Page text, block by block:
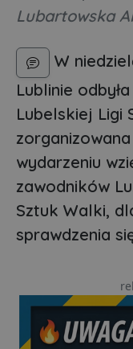
Lubartowska
W
Lublinie
Lubelskiej Ligi
wydarzeniu
zawodników
Sztuk Walki,
sprawdzenia